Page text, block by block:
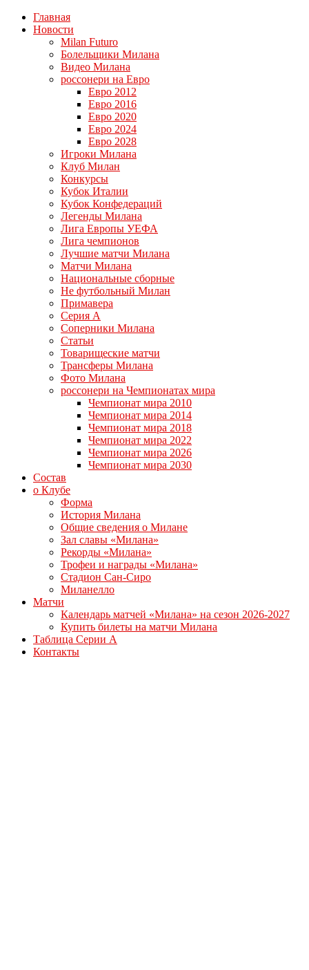
Главная
Новости
Milan Futuro
Болельщики Милана
Видео Милана
россонери на Евро
Евро 2012
Евро 2016
Евро 2020
Евро 2024
Евро 2028
Игроки Милана
Клуб Милан
Конкурсы
Кубок Италии
Кубок Конфедераций
Легенды Милана
Лига Европы УЕФА
Лига чемпионов
Лучшие матчи Милана
Матчи Милана
Национальные сборные
Не футбольный Милан
Примавера
Серия А
Соперники Милана
Статьи
Товарищеские матчи
Трансферы Милана
Фото Милана
россонери на Чемпионатах мира
Чемпионат мира 2010
Чемпионат мира 2014
Чемпионат мира 2018
Чемпионат мира 2022
Чемпионат мира 2026
Чемпионат мира 2030
Состав
о Клубе
Форма
История Милана
Общие сведения о Милане
Зал славы «Милана»
Рекорды «Милана»
Трофеи и награды «Милана»
Стадион Сан-Сиро
Миланелло
Матчи
Календарь матчей «Милана» на сезон 2026-2027
Купить билеты на матчи Милана
Таблица Серии А
Контакты